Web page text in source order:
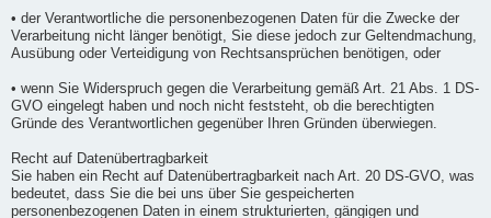
• der Verantwortliche die personenbezogenen Daten für die Zwecke der
Verarbeitung nicht länger benötigt, Sie diese jedoch zur Geltendmachung,
Ausübung oder Verteidigung von Rechtsansprüchen benötigen, oder
• wenn Sie Widerspruch gegen die Verarbeitung gemäß Art. 21 Abs. 1 DS-
GVO eingelegt haben und noch nicht feststeht, ob die berechtigten
Gründe des Verantwortlichen gegenüber Ihren Gründen überwiegen.
Recht auf Datenübertragbarkeit
Sie haben ein Recht auf Datenübertragbarkeit nach Art. 20 DS-GVO, was
bedeutet, dass Sie die bei uns über Sie gespeicherten
personenbezogenen Daten in einem strukturierten, gängigen und